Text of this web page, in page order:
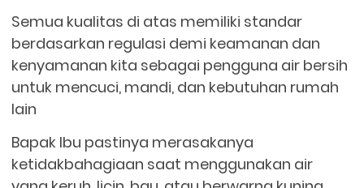
Semua kualitas di atas memiliki standar
berdasarkan regulasi demi keamanan dan
kenyamanan kita sebagai pengguna air bersih
untuk mencuci, mandi, dan kebutuhan rumah
lain
Bapak Ibu pastinya merasakanya
ketidakbahagiaan saat menggunakan air